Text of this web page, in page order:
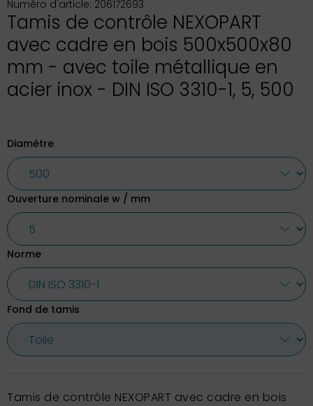
Numéro d'article: 206172693
Tamis de contrôle NEXOPART
avec cadre en bois 500x500x80
mm - avec toile métallique en
acier inox - DIN ISO 3310-1, 5, 500
Diamètre
Ouverture nominale w / mm
Norme
Fond de tamis
Tamis de contrôle NEXOPART avec cadre en bois